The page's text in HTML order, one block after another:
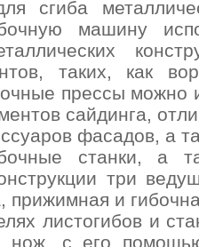
сгиба
машину
таких, как
прессы можно
сайдинга,
фасадов, а
станки, а
три
прижимная и
листогибов и
нож, с его